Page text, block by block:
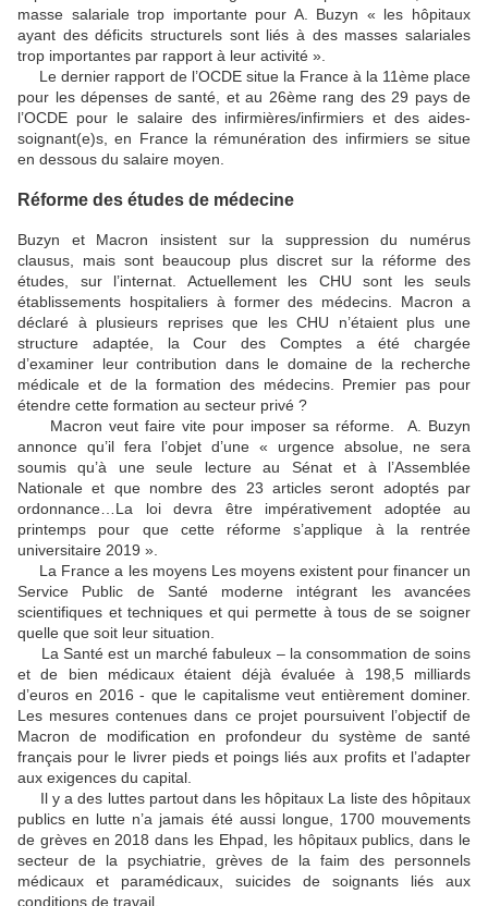
masse salariale trop importante pour A. Buzyn « les hôpitaux
ayant des déficits structurels sont liés à des masses salariales
trop importantes par rapport à leur activité ».
Le dernier rapport de l’OCDE situe la France à la 11ème place
pour les dépenses de santé, et au 26ème rang des 29 pays de
l’OCDE pour le salaire des infirmières/infirmiers et des aides-
soignant(e)s, en France la rémunération des infirmiers se situe
en dessous du salaire moyen.
Réforme des études de médecine
Buzyn et Macron insistent sur la suppression du numérus
clausus, mais sont beaucoup plus discret sur la réforme des
études, sur l’internat. Actuellement les CHU sont les seuls
établissements hospitaliers à former des médecins. Macron a
déclaré à plusieurs reprises que les CHU n’étaient plus une
structure adaptée, la Cour des Comptes a été chargée
d’examiner leur contribution dans le domaine de la recherche
médicale et de la formation des médecins. Premier pas pour
étendre cette formation au secteur privé ?
Macron veut faire vite pour imposer sa réforme. A. Buzyn
annonce qu’il fera l’objet d’une « urgence absolue, ne sera
soumis qu’à une seule lecture au Sénat et à l’Assemblée
Nationale et que nombre des 23 articles seront adoptés par
ordonnance…La loi devra être impérativement adoptée au
printemps pour que cette réforme s’applique à la rentrée
universitaire 2019 ».
La France a les moyens Les moyens existent pour financer un
Service Public de Santé moderne intégrant les avancées
scientifiques et techniques et qui permette à tous de se soigner
quelle que soit leur situation.
La Santé est un marché fabuleux – la consommation de soins
et de bien médicaux étaient déjà évaluée à 198,5 milliards
d’euros en 2016 - que le capitalisme veut entièrement dominer.
Les mesures contenues dans ce projet poursuivent l’objectif de
Macron de modification en profondeur du système de santé
français pour le livrer pieds et poings liés aux profits et l’adapter
aux exigences du capital.
Il y a des luttes partout dans les hôpitaux La liste des hôpitaux
publics en lutte n’a jamais été aussi longue, 1700 mouvements
de grèves en 2018 dans les Ehpad, les hôpitaux publics, dans le
secteur de la psychiatrie, grèves de la faim des personnels
médicaux et paramédicaux, suicides de soignants liés aux
conditions de travail.